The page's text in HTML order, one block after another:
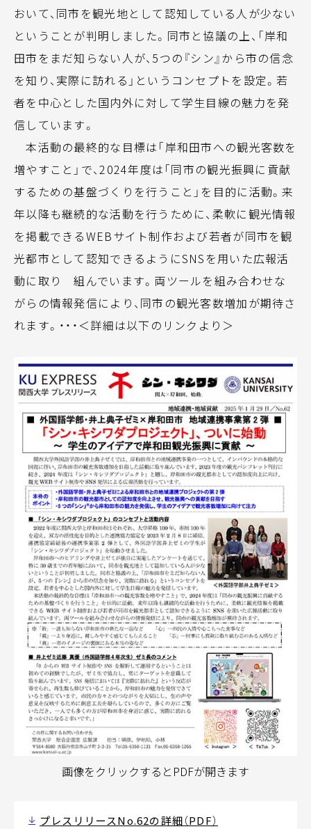
おいて、同市を観光地として認知している人が少ない
ということが判明しました。同市と協議の上、「岸和
田市をまだ知らない人が、5つの『シン』から市の信念
を知り、実際に訪れる」というコンセプトを設定。若
者を中心とした国内外に対して学生目線の魅力を発
信しています。
本活動の最終的な目標は「岸和田市への観光客数を
増やすこと」で、2024年度は「同市の観光振興に貢献
するための基盤づくりを行うこと」を目的に活動。来
年以降も継続的な活動を行うために、柔軟に観光情報
を掲載できるWEBサイト制作および若者が同市を観
光都市として認知できるようにSNSを用いた広報活
動に取り 組んでいます。両ツールを組み合わせな
がらの情報発信により、同市の観光客数増加が期待さ
れます。・・・＜詳細は以下のリンクより＞
画像をクリックするとPDFが開きます
プレスリリースNo.62の詳細（PDF）